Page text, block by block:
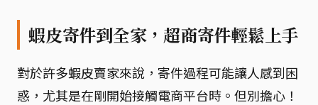
蝦皮寄件到全家，超商寄件輕鬆上手
對於許多蝦皮賣家來說，寄件過程可能讓人感到困
惑，尤其是在剛開始接觸電商平台時。但別擔心！